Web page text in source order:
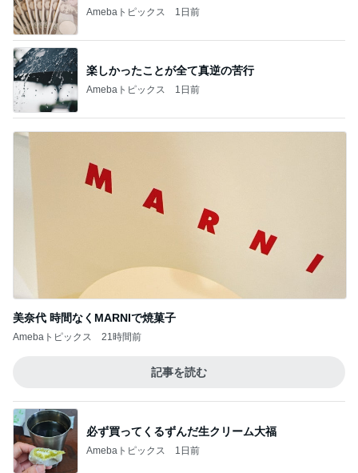
Amebaトピックス 1日前
楽しかったことが全て真逆の苦行
Amebaトピックス 1日前
美奈代 時間なくMARNIで焼菓子
Amebaトピックス 21時間前
記事を読む
必ず買ってくるずんだ生クリーム大福
Amebaトピックス 1日前